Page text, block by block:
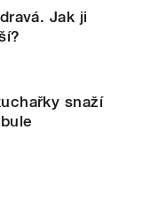
Jak ji
snaží